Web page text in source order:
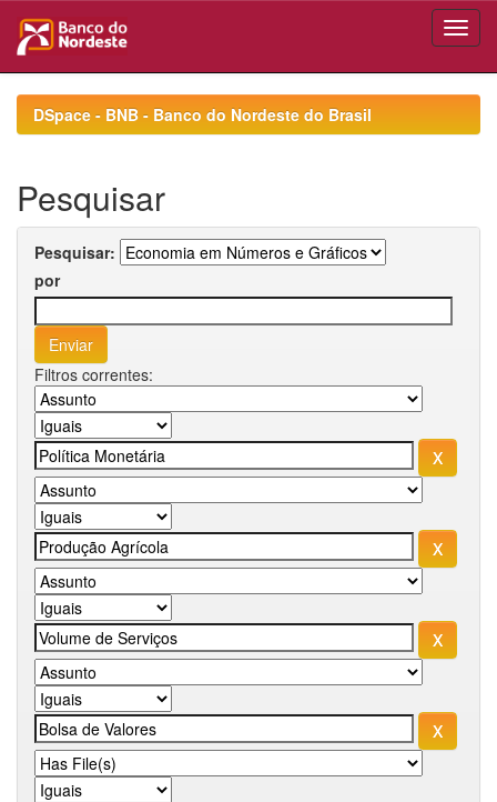
navigationDSpace - BNB - Banco do Nordeste do Brasil
Pesquisar
Pesquisar:
por
Filtros correntes: